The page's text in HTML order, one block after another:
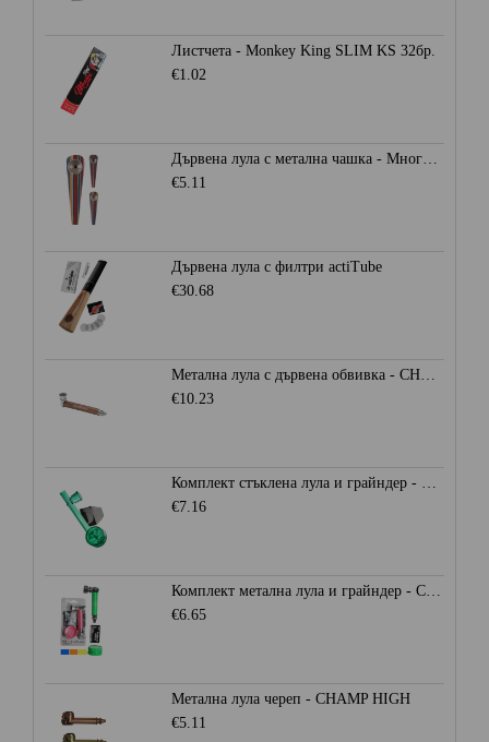
Листчета - Monkey King SLIM KS 32бр.
€1.02
Дървена лула с метална чашка - Многоцветна
€5.11
Дървена лула с филтри actiTube
€30.68
Метална лула с дървена обвивка - CHAMP HIGH
€10.23
Комплект стъклена лула и грайндер - CHAMP HIGH
€7.16
Комплект метална лула и грайндер - CHAMP HIGH
€6.65
Метална лула череп - CHAMP HIGH
€5.11